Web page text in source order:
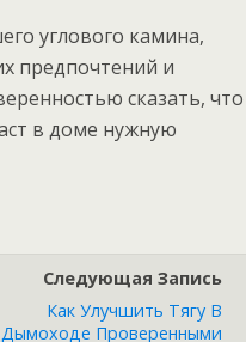
углового камина,
предпочтений и
сказать, что
в доме нужную
Следующая Запись
Как Улучшить Тягу В
Дымоходе Проверенными